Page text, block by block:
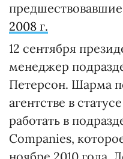
2008 г.
12 сентября
менеджер
Петерсон. Шарма
агентстве в
работать в
Companies,